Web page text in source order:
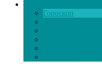
Гороскоп